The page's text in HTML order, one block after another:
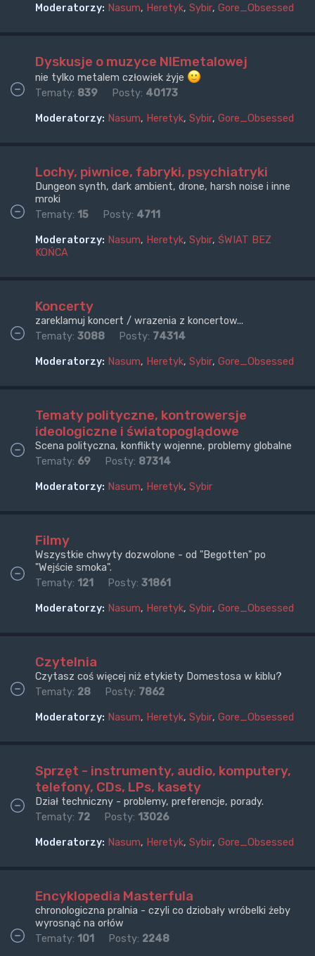
Moderatorzy: Nasum, Heretyk, Sybir, Gore_Obsessed
Dyskusje o muzyce NIEmetalowej
nie tylko metalem człowiek żyje
Tematy: 839 Posty: 40173
Moderatorzy: Nasum, Heretyk, Sybir, Gore_Obsessed
Lochy, piwnice, fabryki, psychiatryki
Dungeon synth, dark ambient, drone, harsh noise i inne
mroki
Tematy: 15 Posty: 4711
Moderatorzy: Nasum, Heretyk, Sybir, ŚWIAT BEZ
KOŃCA
Koncerty
zareklamuj koncert / wrazenia z koncertow...
Tematy: 3088 Posty: 74314
Moderatorzy: Nasum, Heretyk, Sybir, Gore_Obsessed
Tematy polityczne, kontrowersje
ideologiczne i światopoglądowe
Scena polityczna, konflikty wojenne, problemy globalne
Tematy: 69 Posty: 87314
Moderatorzy: Nasum, Heretyk, Sybir
Filmy
Wszystkie chwyty dozwolone - od "Begotten" po
"Wejście smoka".
Tematy: 121 Posty: 31861
Moderatorzy: Nasum, Heretyk, Sybir, Gore_Obsessed
Czytelnia
Czytasz coś więcej niż etykiety Domestosa w kiblu?
Tematy: 28 Posty: 7862
Moderatorzy: Nasum, Heretyk, Sybir, Gore_Obsessed
Sprzęt - instrumenty, audio, komputery,
telefony, CDs, LPs, kasety
Dział techniczny - problemy, preferencje, porady.
Tematy: 72 Posty: 13026
Moderatorzy: Nasum, Heretyk, Sybir, Gore_Obsessed
Encyklopedia Masterfula
chronologiczna pralnia - czyli co dziobały wróbelki żeby
wyrosnąć na orłów
Tematy: 101 Posty: 2248